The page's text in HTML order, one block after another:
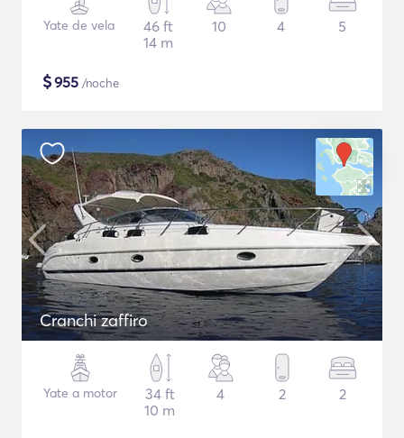
Yate de vela
46 ft
14 m
10 4 5
$955 /noche
Cranchi zaffiro
Yate a motor
34 ft
10 m
4 2 2